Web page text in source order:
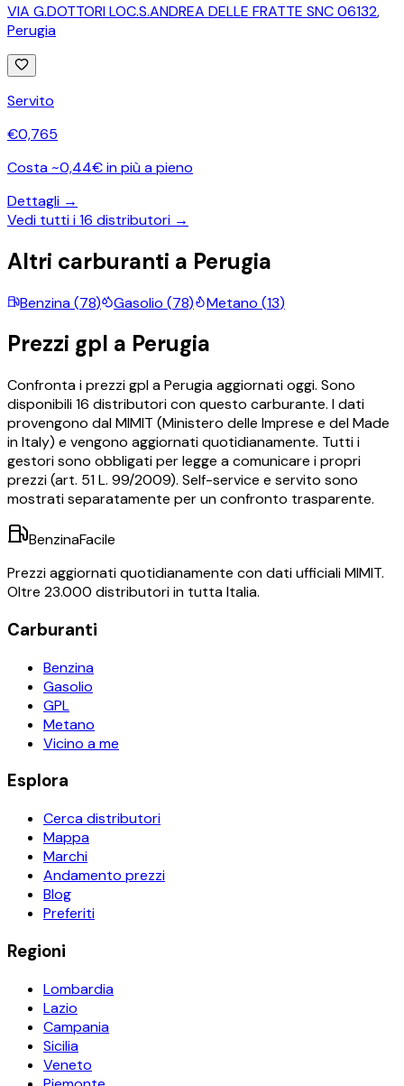
VIA G.DOTTORI LOC.S.ANDREA DELLE FRATTE SNC 06132,
Perugia
Servito
€0,765
Costa ~0,44€ in più a pieno
Dettagli →
Vedi tutti i16 distributori →
Altri carburanti a Perugia
Benzina(78) Gasolio (78) Metano (13)
Prezzi gpl a Perugia
Confronta i prezzigplaPerugiaaggiornati oggi. Sono
disponibili16 distributori con questo carburante. I dati
provengono dal MIMIT (Ministero delle Imprese e del Made
in Italy) e vengono aggiornati quotidianamente. Tutti i
gestori sono obbligati per legge a comunicare i propri
prezzi (art. 51 L. 99/2009). Self-service e servito sono
mostrati separatamente per un confronto trasparente.
BenzinaFacile
Prezzi aggiornati quotidianamente con dati ufficiali MIMIT.
Oltre 23.000 distributori in tutta Italia.
Carburanti
Benzina
Gasolio
GPL
Metano
Vicino a me
Esplora
Cerca distributori
Mappa
Marchi
Andamento prezzi
Blog
Preferiti
Regioni
Lombardia
Lazio
Campania
Sicilia
Veneto